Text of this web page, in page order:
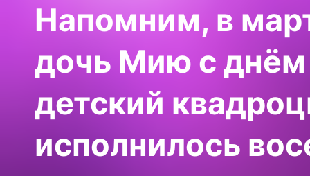
Напомним, в
дочь Мию с
детский
исполнилось